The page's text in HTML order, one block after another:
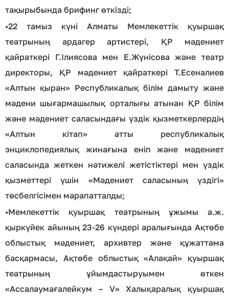
тақырыбында брифинг өткізді;
•22 тамыз күні Алматы Мемлекеттік қуыршақ
театрының ардагер артистері, ҚР мәдениет
қайраткері Г.Ілиясова мен Е.Жүнісова және театр
директоры, ҚР мәдениет қайраткері Т.Есеналиев
«Алтын қыран» Республикалық білім дамыту және
мәдени шығармашылық орталығы атынан ҚР білім
және мәдениет саласындағы үздік қызметкерлердің
«Алтын кітап» атты республикалық
энциклопедиялық жинағына еніп және мәдениет
саласында жеткен нәтижелі жетістіктері мен үздік
қызметтері үшін «Мәдениет саласының үздігі»
төсбелгісімен марапатталды;
•Мемлекеттік қуыршақ театрының ұжымы а.ж.
қыркүйек айының 23-26 күндері аралығында Ақтөбе
облыстық мәдениет, архивтер және құжаттама
басқармасы, Ақтөбе облыстық «Алақай» қуыршақ
театрының ұйымдастыруымен өткен
«Ассалаумағалейкум – V» Халықаралық қуыршақ